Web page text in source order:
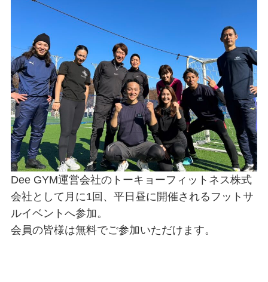
Dee GYM運営会社のトーキョーフィットネス株式
会社として月に1回、平日昼に開催されるフットサ
ルイベントへ参加。
会員の皆様は無料でご参加いただけます。